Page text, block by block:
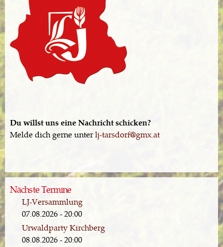
Du willst uns eine Nachricht schicken?
Melde dich gerne unterlj-tarsdorf@gmx.at
Nächste Termine
LJ-Versammlung
07.08.2026 - 20:00
Urwaldparty Kirchberg
08.08.2026 - 20:00